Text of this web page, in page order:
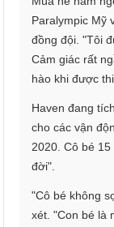
Paralympic Mỹ
đồng đội. "Tôi
Cảm giác rất
hào khi được
Haven đang
cho các vận
2020. Cô bé
đời".
"Cô bé không
xét. "Con bé là